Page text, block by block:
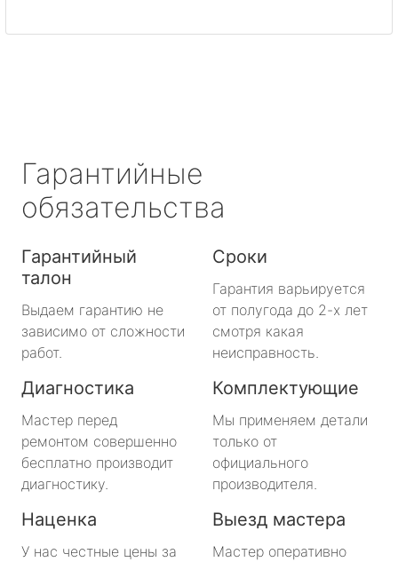
Гарантийные
обязательства
Гарантийный
талон
Выдаем гарантию не
зависимо от сложности
работ.
Сроки
Гарантия варьируется
от полугода до 2-х лет
смотря какая
неисправность.
Диагностика
Мастер перед
ремонтом совершенно
бесплатно производит
диагностику.
Комплектующие
Мы применяем детали
только от
официального
производителя.
Наценка
У нас честные цены за
Выезд мастера
Мастер оперативно